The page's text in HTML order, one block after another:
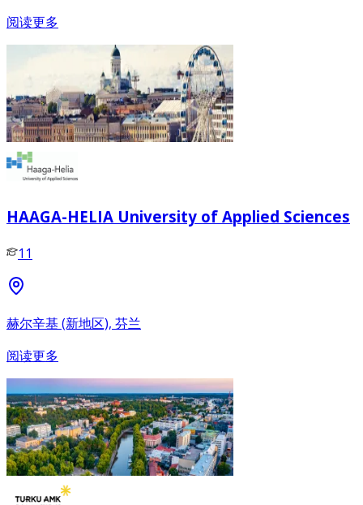
阅读更多
HAAGA-HELIA University of Applied Sciences
11
赫尔辛基 (新地区), 芬兰
阅读更多